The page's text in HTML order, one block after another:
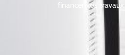
financer vos